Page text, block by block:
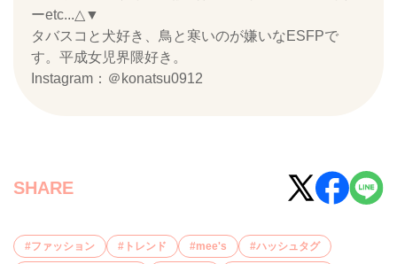
ーetc...△▼
タバスコと犬好き、鳥と寒いのが嫌いなESFPで
す。平成女児界隈好き。
Instagram：＠konatsu0912
SHARE
ファッション トレンド mee's ハッシュタグ